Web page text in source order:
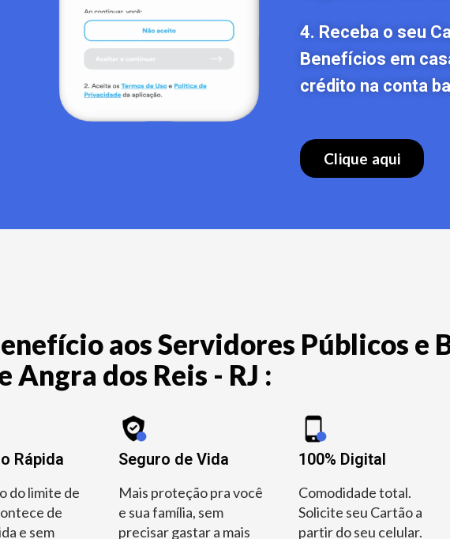
4. Receba o seu
Benefícios em
crédito na conta
Clique aqui
aos Servidores Públicos e
Angra dos Reis - RJ :
Rápida
do limite de
de
e sem
Seguro de Vida
Mais proteção pra você
e sua família, sem
precisar gastar a mais
100% Digital
Comodidade total.
Solicite seu Cartão a
partir do seu celular.